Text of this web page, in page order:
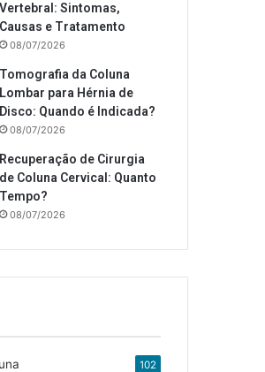
Vertebral: Sintomas,
Causas e Tratamento
08/07/2026
Tomografia da Coluna
Lombar para Hérnia de
Disco: Quando é Indicada?
08/07/2026
Recuperação de Cirurgia
de Coluna Cervical: Quanto
Tempo?
08/07/2026
102